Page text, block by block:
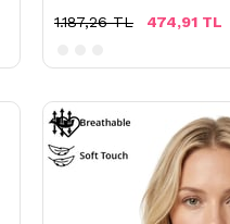
474,91 TL
1.187,26 TL